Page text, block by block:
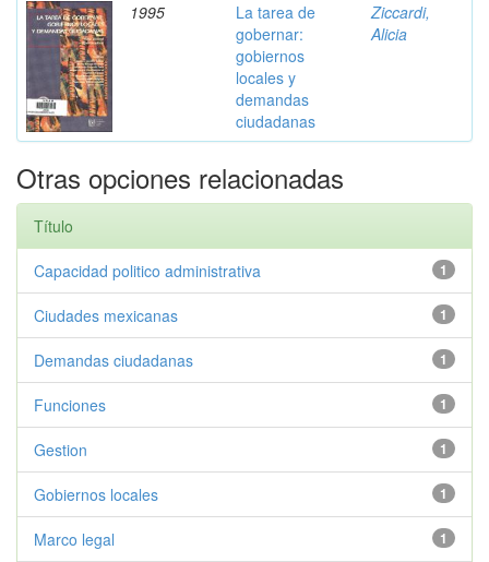
1995
La tarea de
gobernar:
gobiernos
locales y
demandas
ciudadanas
Ziccardi,
Alicia
Otras opciones relacionadas
Título
1
Capacidad politico administrativa
1
Ciudades mexicanas
1
Demandas ciudadanas
1
Funciones
1
Gestion
1
Gobiernos locales
1
Marco legal